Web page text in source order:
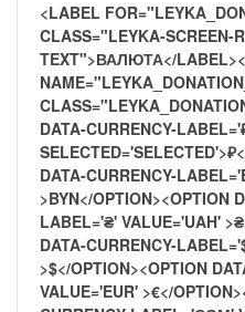
<LABEL
CLASS="LEYKA-SCREEN-
TEXT">ВАЛЮТА</
DATA-CURRENCY-
DATA-CURRENCY-
>BYN</OPTION><OPTION
LABEL='₴' VALUE='UAH'
DATA-CURRENCY-
>$</OPTION><OPTION
VALUE='EUR' >€</